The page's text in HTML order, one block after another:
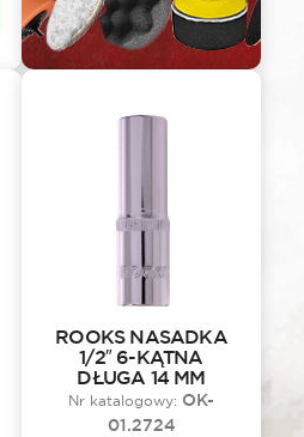
ROOKS NASADKA
1/2″ 6-KĄTNA
DŁUGA 14 MM
Nr katalogowy: OK-
01.2724